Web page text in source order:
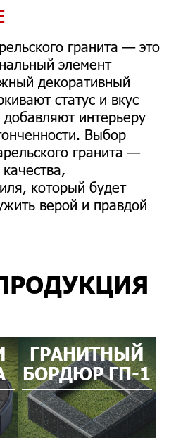
гранита — это
элемент
декоративный
статус и вкус
интерьеру
Выбор
гранита —
который будет
верой и правдой
ГРАНИТНЫЙ
БОРДЮР ГП-1